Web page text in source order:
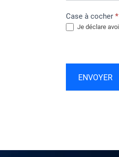
Case à cocher*
Je déclare
ENVOYER